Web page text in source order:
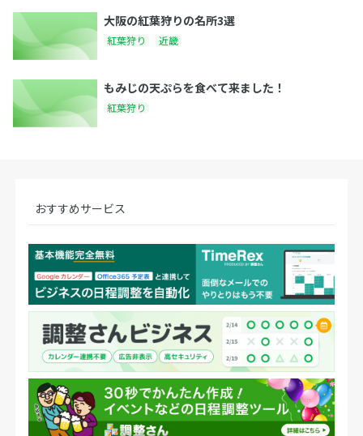
大阪の紅葉狩りの名所3選
紅葉狩り 近畿
もみじの天ぷらを食べて来ました！
紅葉狩り
おすすめサービス